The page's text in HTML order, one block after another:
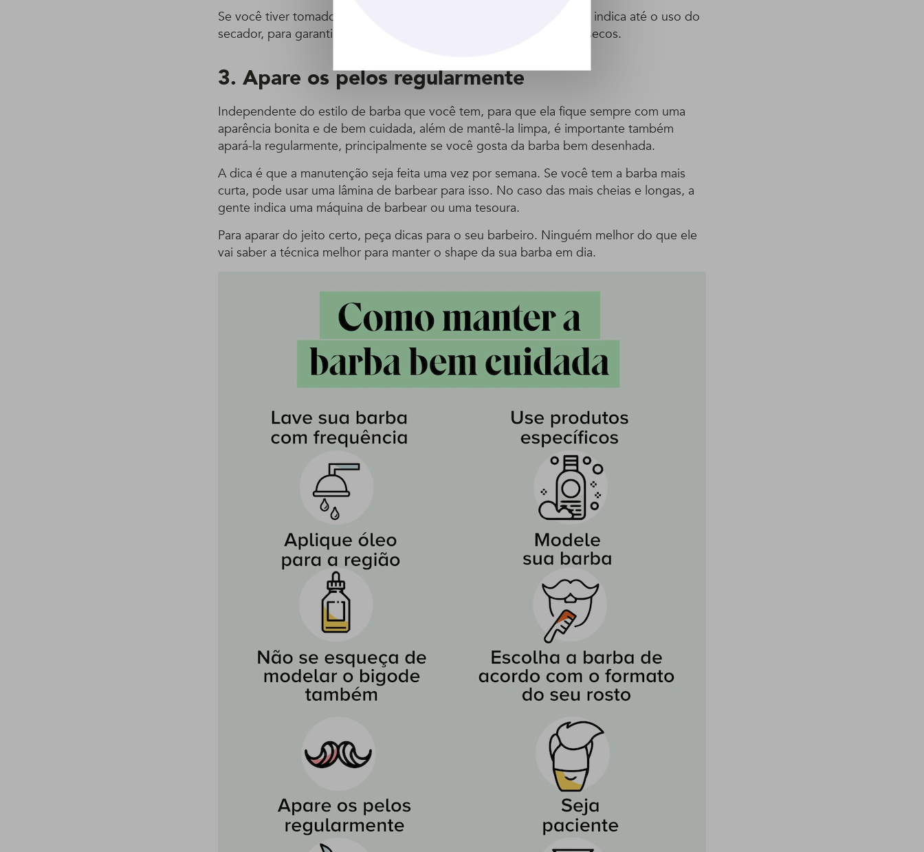
Se você tiver tomado banho antes de dormir, por exemplo, a gente indica até o uso do
secador, para garantir que você vá para a cama com os pelos bem secos.
3. Apare os pelos regularmente
Independente do estilo de barba que você tem, para que ela fique sempre com uma
aparência bonita e de bem cuidada, além de mantê-la limpa, é importante também
apará-la regularmente, principalmente se você gosta da barba bem desenhada.
A dica é que a manutenção seja feita uma vez por semana. Se você tem a barba mais
curta, pode usar uma lâmina de barbear para isso. No caso das mais cheias e longas, a
gente indica uma máquina de barbear ou uma tesoura.
Para aparar do jeito certo, peça dicas para o seu barbeiro. Ninguém melhor do que ele
vai saber a técnica melhor para manter o shape da sua barba em dia.